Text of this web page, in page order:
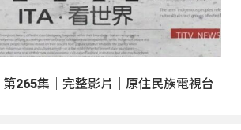
第265集｜完整影片｜原住民族電視台